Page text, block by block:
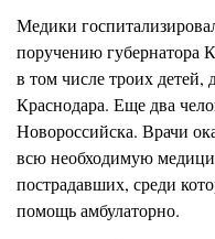
Медики
поручению губернатора
в том числе троих
Краснодара. Еще два
Новороссийска. Врачи
всю необходимую
пострадавших, среди
помощь амбулаторно.